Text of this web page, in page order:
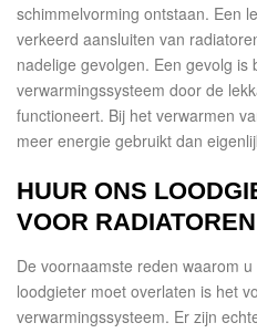
schimmelvorming ontstaan. Een
verkeerd aansluiten van
nadelige gevolgen. Een gevolg is
verwarmingssysteem door de
functioneert. Bij het verwarmen
meer energie gebruikt dan
HUUR ONS
VOOR
De voornaamste reden waarom
loodgieter moet overlaten is het
verwarmingssysteem. Er zijn